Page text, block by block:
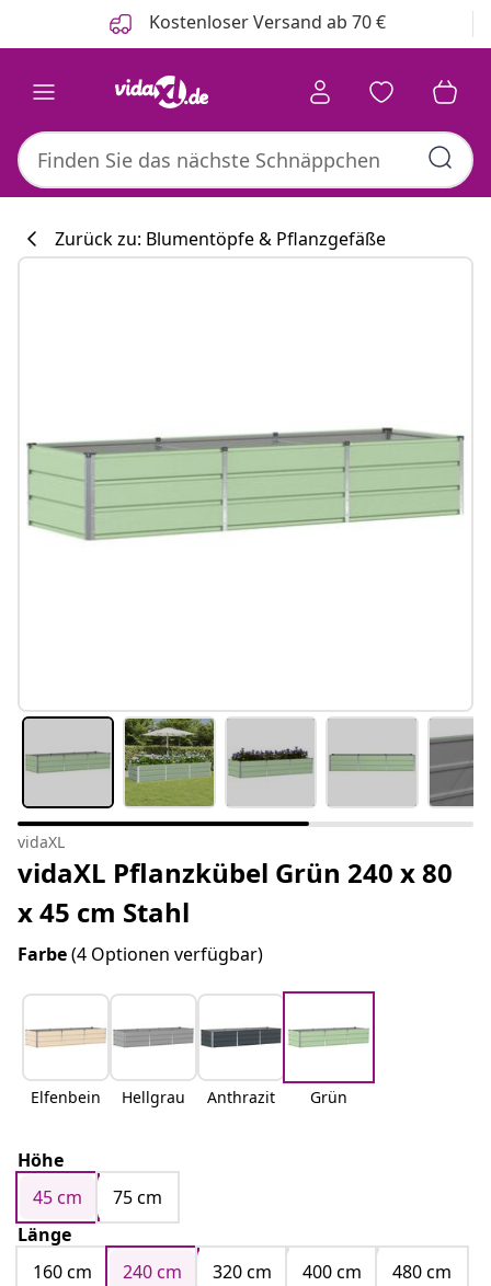
Kostenloser Versand ab 70 €
Zurück zu: Blumentöpfe & Pflanzgefäße
vidaXL
vidaXL Pflanzkübel Grün 240 x 80
x 45 cm Stahl
Farbe(4 Optionen verfügbar)
Elfenbein Hellgrau Anthrazit Grün
Höhe
45 cm
75 cm
Länge
160 cm
240 cm 320 cm 400 cm
480 cm